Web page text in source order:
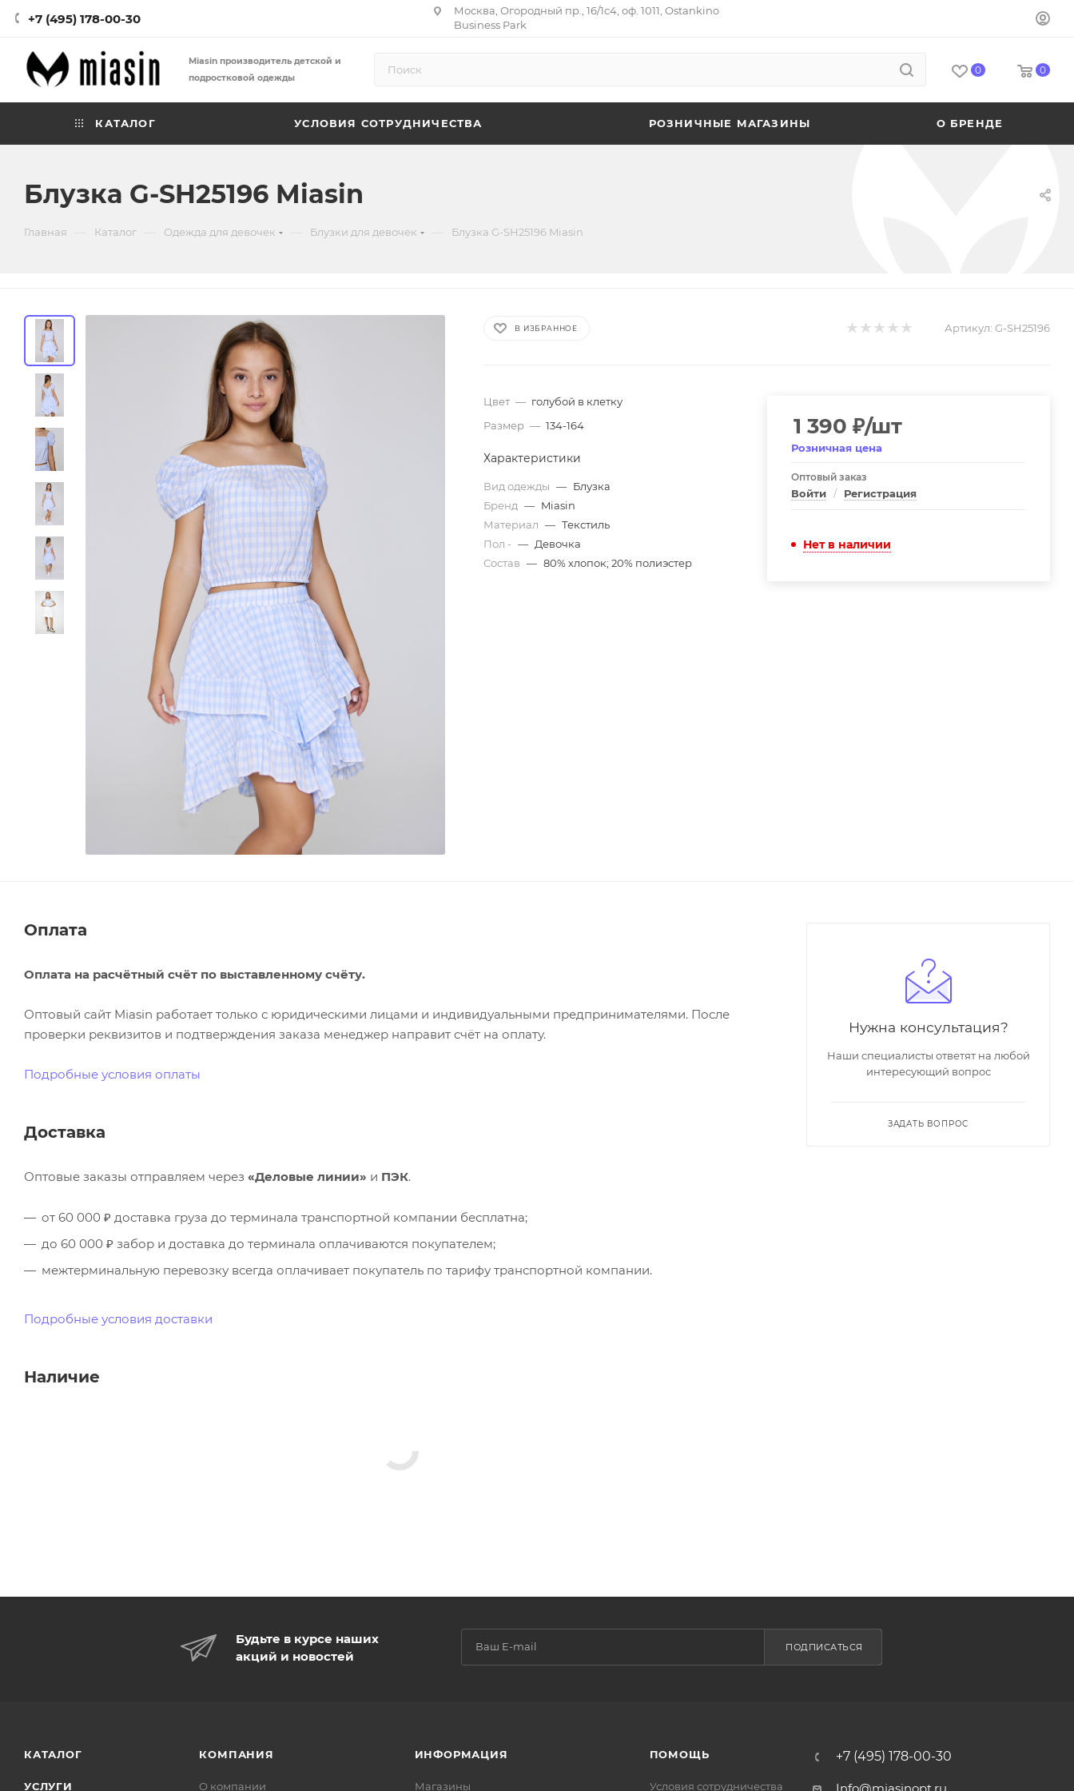
+7 (495) 178-00-30
Москва, Огородный пр., 16/1с4, оф. 1011, Ostankino
Business Park
Miasin производитель детской и
подростковой одежды
0 0
КАТАЛОГ УСЛОВИЯ СОТРУДНИЧЕСТВА РОЗНИЧНЫЕ МАГАЗИНЫ О БРЕНДЕ
Блузка G-SH25196 Miasin
Главная Каталог Одежда для девочек Блузки для девочек Блузка G-SH25196 Miasin
В ИЗБРАННОЕ Артикул: G-SH25196
Цвет — голубой в клетку
Размер — 134-164
Характеристики
Вид одежды — Блузка
Бренд — Miasin
Материал — Текстиль
Пол - — Девочка
Состав — 80% хлопок; 20% полиэстер
1 390 ₽/шт
Розничная цена
Оптовый заказ
Войти / Регистрация
Нет в наличии
Оплата
Оплата на расчётный счёт по выставленному счёту.
Оптовый сайт Miasin работает только с юридическими лицами и индивидуальными предпринимателями. После
проверки реквизитов и подтверждения заказа менеджер направит счёт на оплату.
Подробные условия оплаты
Доставка
Оптовые заказы отправляем через «Деловые линии» и ПЭК.
от 60 000 ₽ доставка груза до терминала транспортной компании бесплатна;
до 60 000 ₽ забор и доставка до терминала оплачиваются покупателем;
межтерминальную перевозку всегда оплачивает покупатель по тарифу транспортной компании.
Подробные условия доставки
Наличие
Нужна консультация?
Наши специалисты ответят на любой
интересующий вопрос
ЗАДАТЬ ВОПРОС
Будьте в курсе наших
акций и новостей
ПОДПИСАТЬСЯ
КАТАЛОГ
УСЛУГИ
КОМПАНИЯ
О компании
ИНФОРМАЦИЯ
Магазины
ПОМОЩЬ
Условия сотрудничества
+7 (495) 178-00-30